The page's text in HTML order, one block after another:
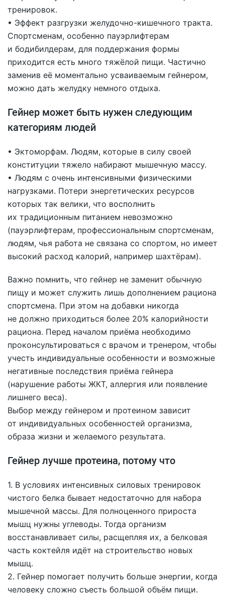
тренировок.
• Эффект разгрузки желудочно-кишечного тракта.
Спортсменам, особенно пауэрлифтерам
и бодибилдерам, для поддержания формы
приходится есть много тяжёлой пищи. Частично
заменив её моментально усваиваемым гейнером,
можно дать желудку немного отдыха.
Гейнер может быть нужен следующим
категориям людей
• Эктоморфам. Людям, которые в силу своей
конституции тяжело набирают мышечную массу.
• Людям с очень интенсивными физическими
нагрузками. Потери энергетических ресурсов
которых так велики, что восполнить
их традиционным питанием невозможно
(пауэрлифтерам, профессиональным спортсменам,
людям, чья работа не связана со спортом, но имеет
высокий расход калорий, например шахтёрам).
Важно помнить, что гейнер не заменит обычную
пищу и может служить лишь дополнением рациона
спортсмена. При этом на добавки никогда
не должно приходиться более 20% калорийности
рациона. Перед началом приёма необходимо
проконсультироваться с врачом и тренером, чтобы
учесть индивидуальные особенности и возможные
негативные последствия приёма гейнера
(нарушение работы ЖКТ, аллергия или появление
лишнего веса).
Выбор между гейнером и протеином зависит
от индивидуальных особенностей организма,
образа жизни и желаемого результата.
Гейнер лучше протеина, потому что
1. В условиях интенсивных силовых тренировок
чистого белка бывает недостаточно для набора
мышечной массы. Для полноценного прироста
мышц нужны углеводы. Тогда организм
восстанавливает силы, расщепляя их, а белковая
часть коктейля идёт на строительство новых
мышц.
2. Гейнер помогает получить больше энергии, когда
человеку сложно съесть большой объём пищи.